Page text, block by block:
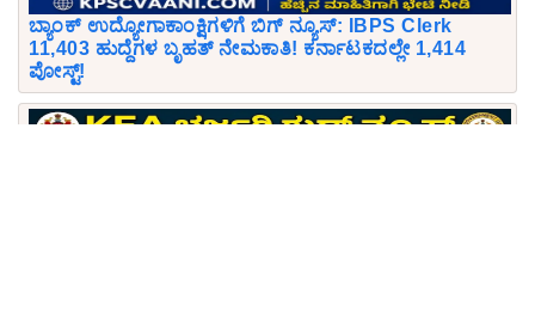
ಬ್ಯಾಂಕ್ ಉದ್ಯೋಗಾಕಾಂಕ್ಷಿಗಳಿಗೆ ಬಿಗ್ ನ್ಯೂಸ್: IBPS Clerk
11,403 ಹುದ್ದೆಗಳ ಬೃಹತ್ ನೇಮಕಾತಿ! ಕರ್ನಾಟಕದಲ್ಲೇ 1,414
ಪೋಸ್ಟ್!